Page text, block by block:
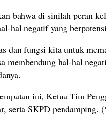
bahwa di sinilah peran
hal negatif yang
dan fungsi kita untuk
membendung hal-hal
ini, Ketua Tim
serta SKPD pendamping.